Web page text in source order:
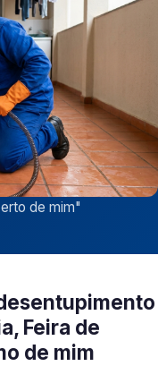
de mim"
Feira de
de mim